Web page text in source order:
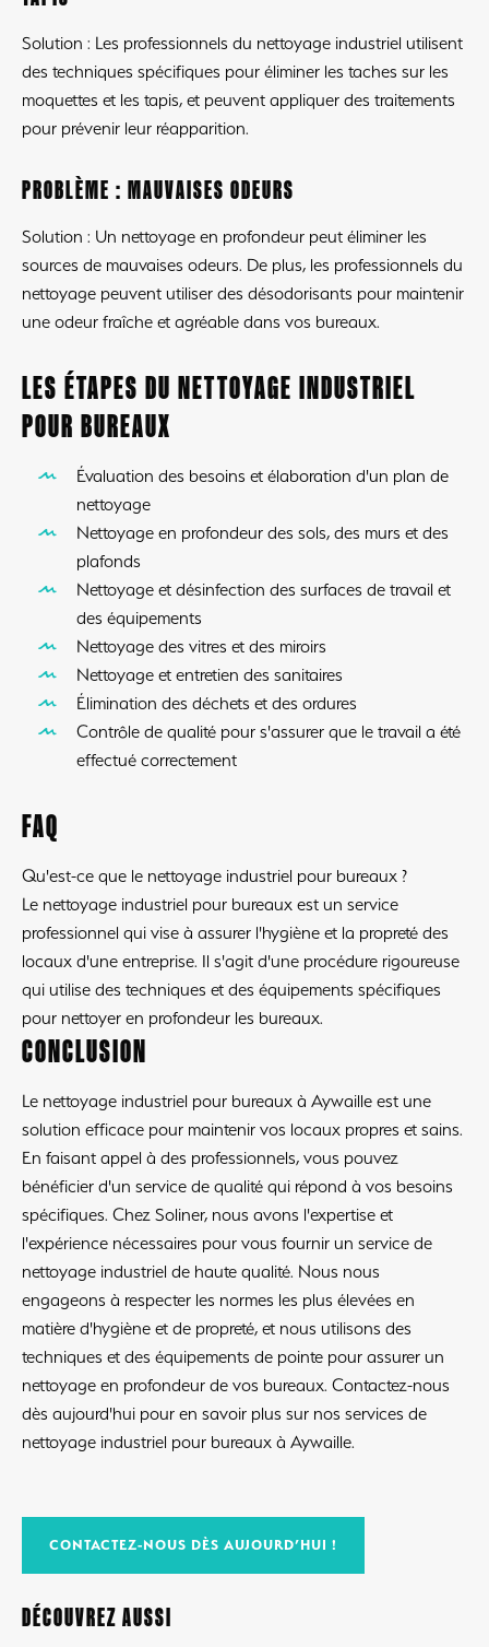
Solution : Les professionnels du nettoyage industriel utilisent
des techniques spécifiques pour éliminer les taches sur les
moquettes et les tapis, et peuvent appliquer des traitements
pour prévenir leur réapparition.
PROBLÈME : MAUVAISES ODEURS
Solution : Un nettoyage en profondeur peut éliminer les
sources de mauvaises odeurs. De plus, les professionnels du
nettoyage peuvent utiliser des désodorisants pour maintenir
une odeur fraîche et agréable dans vos bureaux.
LES ÉTAPES DU NETTOYAGE INDUSTRIEL
POUR BUREAUX
Évaluation des besoins et élaboration d'un plan de
nettoyage
Nettoyage en profondeur des sols, des murs et des
plafonds
Nettoyage et désinfection des surfaces de travail et
des équipements
Nettoyage des vitres et des miroirs
Nettoyage et entretien des sanitaires
Élimination des déchets et des ordures
Contrôle de qualité pour s'assurer que le travail a été
effectué correctement
FAQ
Qu'est-ce que le nettoyage industriel pour bureaux ?
Le nettoyage industriel pour bureaux est un service
professionnel qui vise à assurer l'hygiène et la propreté des
locaux d'une entreprise. Il s'agit d'une procédure rigoureuse
qui utilise des techniques et des équipements spécifiques
pour nettoyer en profondeur les bureaux.
CONCLUSION
Le nettoyage industriel pour bureaux à Aywaille est une
solution efficace pour maintenir vos locaux propres et sains.
En faisant appel à des professionnels, vous pouvez
bénéficier d'un service de qualité qui répond à vos besoins
spécifiques. Chez Soliner, nous avons l'expertise et
l'expérience nécessaires pour vous fournir un service de
nettoyage industriel de haute qualité. Nous nous
engageons à respecter les normes les plus élevées en
matière d'hygiène et de propreté, et nous utilisons des
techniques et des équipements de pointe pour assurer un
nettoyage en profondeur de vos bureaux. Contactez-nous
dès aujourd'hui pour en savoir plus sur nos services de
nettoyage industriel pour bureaux à Aywaille.
CONTACTEZ-NOUS DÈS AUJOURD’HUI !
DÉCOUVREZ AUSSI